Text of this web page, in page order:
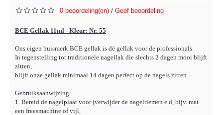
0 beoordeling(en) / Geef beoordeling
BCE Gellak 11ml - Kleur: Nr. 55
Ons eigen huismerk BCE gellak is dé gellak voor de professionals.
In tegenstelling tot traditionele nagellak die slechts 2 dagen mooi blijft
zitten,
blijft onze gellak minimaal 14 dagen perfect op de nagels zitten.
Gebruiksaanwijzing:
1. Bereid de nagelplaat voor (verwijder de nagelriemen e.d, bijv. met
een freesmachine of vijl,